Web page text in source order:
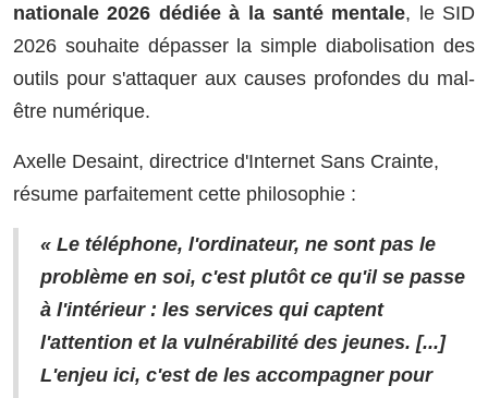
nationale 2026 dédiée à la santé mentale, le SID
2026 souhaite dépasser la simple diabolisation des
outils pour s'attaquer aux causes profondes du mal-
être numérique.
Axelle Desaint, directrice d'Internet Sans Crainte,
résume parfaitement cette philosophie :
« Le téléphone, l'ordinateur, ne sont pas le
problème en soi, c'est plutôt ce qu'il se passe
à l'intérieur : les services qui captent
l'attention et la vulnérabilité des jeunes. [...]
L'enjeu ici, c'est de les accompagner pour